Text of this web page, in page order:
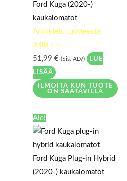
Ford Kuga (2020-)
kaukalomatot
Arvostelu tuotteesta:
3.00 / 5
51,99€ (Sis. ALV) LUE
LISÄÄ
ILMOITA KUN TUOTE
ON SAATAVILLA
Ale!
Ford Kuga Plug-in Hybrid
(2020-) kaukalomatot
hinta
oli:
51,99 €.
hinta
on:
41,99 €.